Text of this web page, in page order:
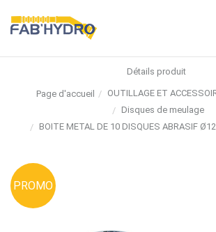
Détails produit
Page d'accueil OUTILLAGE ET
Disques de meulage
BOITE METAL DE 10 DISQUES ABRASIF
PROMO